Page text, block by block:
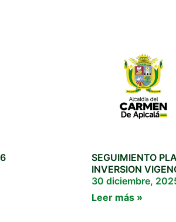
SEGUIMIENTO
INVERSION
30 diciembre,
Leer más »